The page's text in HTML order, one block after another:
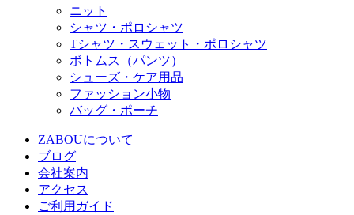
ニット
シャツ・ポロシャツ
Tシャツ・スウェット・ポロシャツ
ボトムス（パンツ）
シューズ・ケア用品
ファッション小物
バッグ・ポーチ
ZABOUについて
ブログ
会社案内
アクセス
ご利用ガイド